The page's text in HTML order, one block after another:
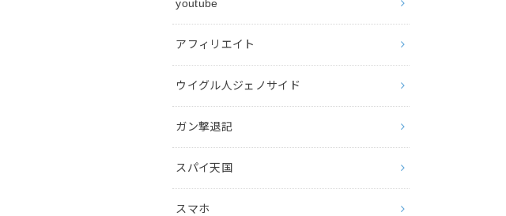
youtube
アフィリエイト
ウイグル人ジェノサイド
ガン撃退記
スパイ天国
スマホ